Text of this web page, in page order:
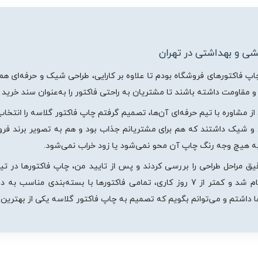
و بهداشتی در تهران
فاکتورهای فروشگاه بودم تا علاوه بر کارایی، طراحی شیک و حرفه‌ای
و مقاومت داشته باشند تا مشتریان به راحتی فاکتور را به‌عنوان سند
مشاوره با تیم حرفه‌ای آن‌ها، تصمیم گرفتم چاپ فاکتور گلاسه را
و شیک داشتند که هم برای مشتریانم جذاب بود و هم به تصویر برند
به هیچ وجه رنگ چاپ آن محو نمی‌شود یا زود خراب نمی‌شود.
طراحی را بررسی کردند و پس از تایید من، چاپ فاکتورها در
مدت زمان تحویل فاکتورها نیز به سرعت انجام شد و کمتر از 7 روز کاری، تمامی
داشتم و می‌توانم بگویم که تصمیم به چاپ فاکتور گلاسه یکی از